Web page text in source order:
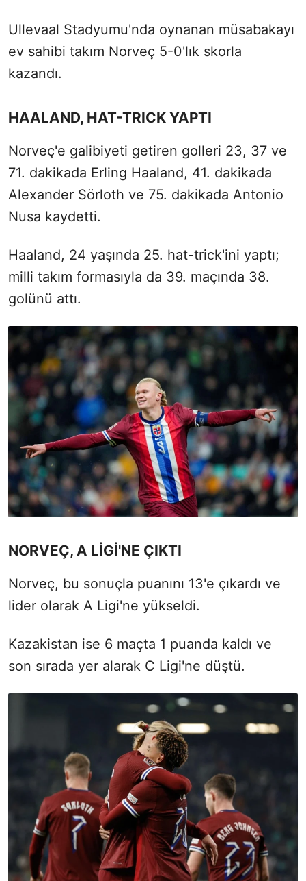
Ullevaal Stadyumu'nda oynanan müsabakayı
ev sahibi takım Norveç 5-0'lık skorla
kazandı.
HAALAND, HAT-TRICK YAPTI
Norveç'e galibiyeti getiren golleri 23, 37 ve
71. dakikada Erling Haaland, 41. dakikada
Alexander Sörloth ve 75. dakikada Antonio
Nusa kaydetti.
Haaland, 24 yaşında 25. hat-trick'ini yaptı;
milli takım formasıyla da 39. maçında 38.
golünü attı.
NORVEÇ, A LİGİ'NE ÇIKTI
Norveç, bu sonuçla puanını 13'e çıkardı ve
lider olarak A Ligi'ne yükseldi.
Kazakistan ise 6 maçta 1 puanda kaldı ve
son sırada yer alarak C Ligi'ne düştü.